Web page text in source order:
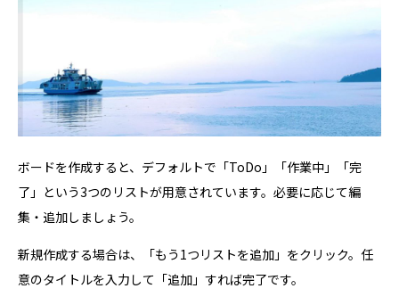
ボードを作成すると、デフォルトで「ToDo」「作業中」「完
了」という3つのリストが用意されています。必要に応じて編
集・追加しましょう。
新規作成する場合は、「もう1つリストを追加」をクリック。任
意のタイトルを入力して「追加」すれば完了です。